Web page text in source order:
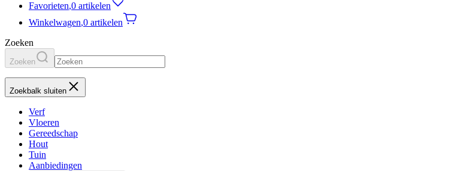
Favorieten,0 artikelen
Winkelwagen,0 artikelen
Zoeken
Zoeken
Zoekbalk sluiten
Verf
Vloeren
Gereedschap
Hout
Tuin
Aanbiedingen